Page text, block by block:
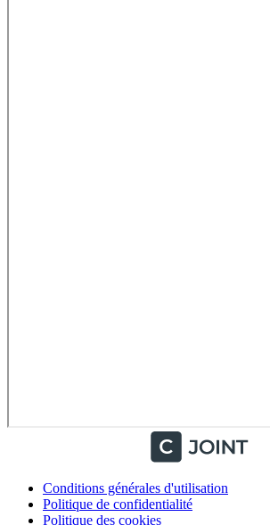
Conditions générales d'utilisation
Politique de confidentialité
Politique des cookies